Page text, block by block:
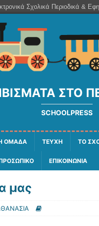
ΣΤΟ
SCHOOLPRESS
ΟΜΑΔΑ ΤΕΥΧΗ ΤΟ
ΕΠΙΚΟΙΝΩΝΙΑ
μας
Σχολικά Περιοδικά &